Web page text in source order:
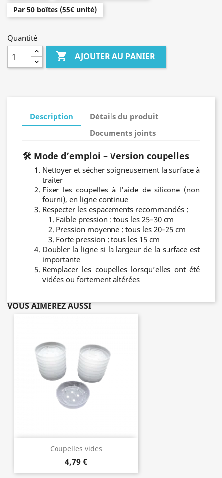
Par 50 boîtes (55€ unité)
Quantité
 AJOUTER AU PANIER
Description
Détails du produit
Documents joints
🛠️ Mode d’emploi – Version coupelles
Nettoyer et sécher soigneusement la surface à
traiter
Fixer les coupelles à l’aide de silicone (non
fourni), en ligne continue
Respecter les espacements recommandés :
Faible pression : tous les 25–30 cm
Pression moyenne : tous les 20–25 cm
Forte pression : tous les 15 cm
Doubler la ligne si la largeur de la surface est
importante
Remplacer les coupelles lorsqu’elles ont été
vidées ou fortement altérées
VOUS AIMEREZ AUSSI
Coupelles vides
4,79 €